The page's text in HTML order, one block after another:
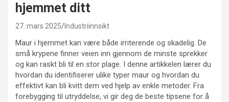
hjemmet ditt
27. mars 2025 Industriinnsikt
Maur i hjemmet kan være både irriterende og skadelig. De
små krypene finner veien inn gjennom de minste sprekker
og kan raskt bli til en stor plage. I denne artikkelen lærer du
hvordan du identifiserer ulike typer maur og hvordan du
effektivt kan bli kvitt dem ved hjelp av enkle metoder. Fra
forebygging til utryddelse, vi gir deg de beste tipsene for å